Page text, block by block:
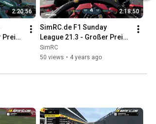
2:20:56
Preis
2:18:50
SimRC.de F1 Sunday
League 21.3 - Großer Preis
von Brasilien - 01.05.2022,
18:00 Uhr
SimRC
50 views • 4 years ago